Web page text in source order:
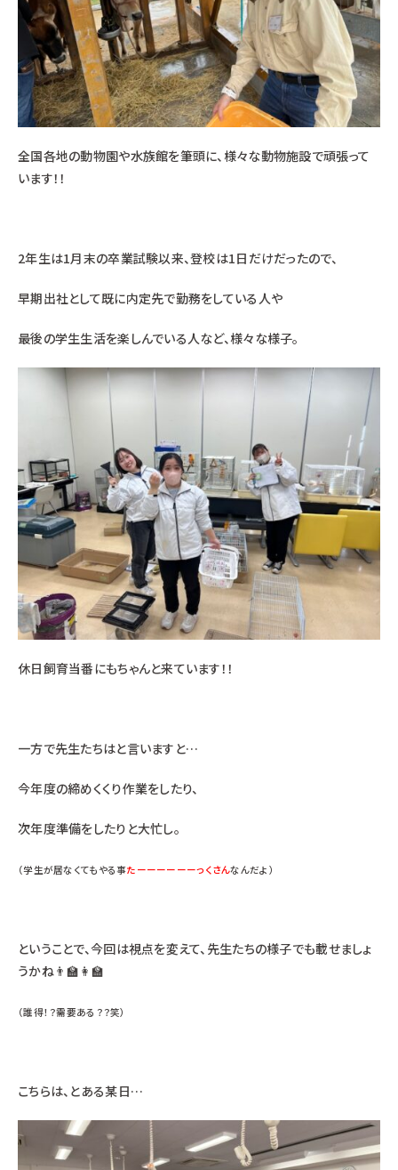
全国各地の動物園や水族館を筆頭に、様々な動物施設で頑張って
います！！
2年生は1月末の卒業試験以来、登校は1日だけだったので、
早期出社として既に内定先で勤務をしている人や
最後の学生生活を楽しんでいる人など、様々な様子。
休日飼育当番にもちゃんと来ています！！
一方で先生たちはと言いますと…
今年度の締めくくり作業をしたり、
次年度準備をしたりと大忙し。
（学生が居なくてもやる事たーーーーーーっくさんなんだよ）
ということで、今回は視点を変えて、先生たちの様子でも載せましょ
うかね👨‍🏫👩‍🏫
（誰得！？需要ある？？笑）
こちらは、とある某日…